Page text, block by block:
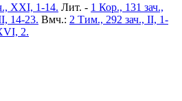
XXI, 1-14. Лит. - 1 Кор., 131 зач.,
14-23. Вмч.: 2 Тим., 292 зач., II, 1-
2.